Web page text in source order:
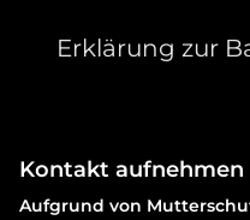
Erklärung zur
Kontakt aufnehmen
Aufgrund von